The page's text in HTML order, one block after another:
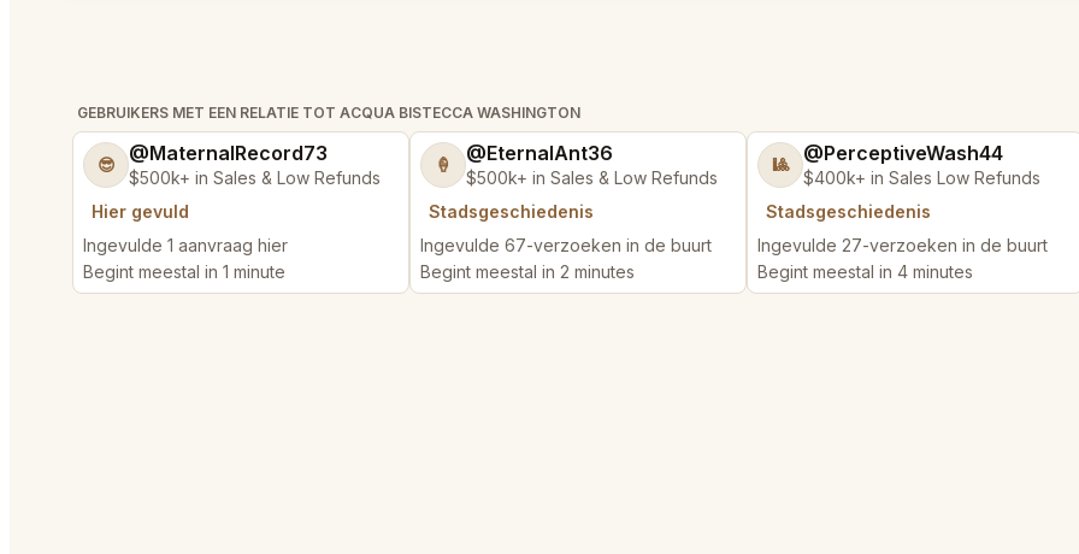
GEBRUIKERS MET EEN RELATIE TOT ACQUA BISTECCA WASHINGTON
😎 @MaternalRecord73
$500k+ in Sales & Low Refunds
Hier gevuld
Ingevulde 1 aanvraag hier
Begint meestal in 1 minute
🍦 @EternalAnt36
$500k+ in Sales & Low Refunds
Stadsgeschiedenis
Ingevulde 67-verzoeken in de buurt
Begint meestal in 2 minutes
🎱 @PerceptiveWash44
$400k+ in Sales Low Refunds
Stadsgeschiedenis
Ingevulde 27-verzoeken in de buurt
Begint meestal in 4 minutes